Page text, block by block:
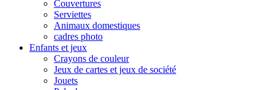
Couvertures
Serviettes
Animaux domestiques
cadres photo
Enfants et jeux
Crayons de couleur
Jeux de cartes et jeux de société
Jouets